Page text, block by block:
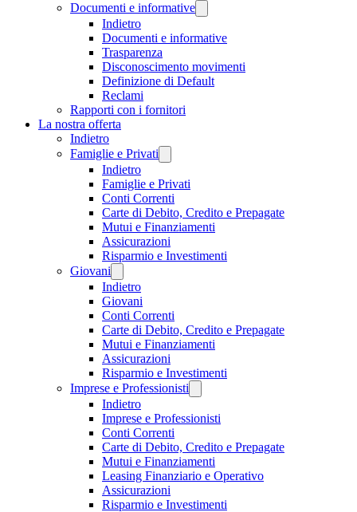
Documenti e informative
Indietro
Documenti e informative
Trasparenza
Disconoscimento movimenti
Definizione di Default
Reclami
Rapporti con i fornitori
La nostra offerta
Indietro
Famiglie e Privati
Indietro
Famiglie e Privati
Conti Correnti
Carte di Debito, Credito e Prepagate
Mutui e Finanziamenti
Assicurazioni
Risparmio e Investimenti
Giovani
Indietro
Giovani
Conti Correnti
Carte di Debito, Credito e Prepagate
Mutui e Finanziamenti
Assicurazioni
Risparmio e Investimenti
Imprese e Professionisti
Indietro
Imprese e Professionisti
Conti Correnti
Carte di Debito, Credito e Prepagate
Mutui e Finanziamenti
Leasing Finanziario e Operativo
Assicurazioni
Risparmio e Investimenti